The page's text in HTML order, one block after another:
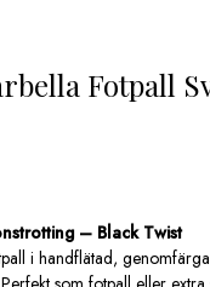
Fotpall
– Black Twist
i handflätad,